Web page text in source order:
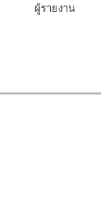
ผู้รายงาน